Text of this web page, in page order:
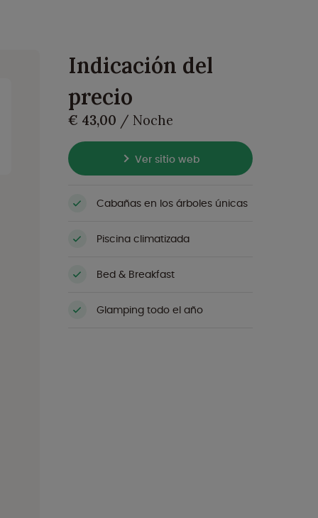
Indicación del
precio
€ 43,00 / Noche
Ver sitio web
Cabañas en los árboles únicas
Piscina climatizada
Bed & Breakfast
Glamping todo el año